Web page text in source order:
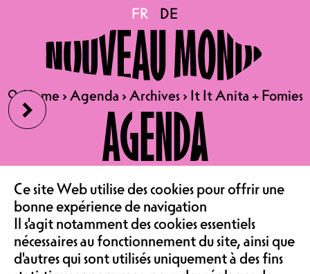
›
‹
FR DE
🔍Home›Agenda ›Archives› It It Anita + Fomies
AGENDA
LE CAFÉ
ASSOCIATION &
FR DE
🔍Home›Agenda ›Archives› It It Anita + Fomies
BE
It It Anita
22H30
V
CH
Fomies
21H30
V
31.10.2023
IT IT ANITA + FOMIES
CONCERT | SALLE DE
SPECTACLE
Ce site Web utilise des cookies pour offrir une
bonne expérience de navigation
Il s'agit notamment des cookies essentiels
nécessaires au fonctionnement du site, ainsi que
d'autres qui sont utilisés uniquement à des fins